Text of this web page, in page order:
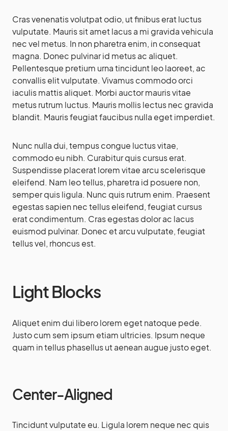
Cras venenatis volutpat odio, ut finibus erat luctus
vulputate. Mauris sit amet lacus a mi gravida vehicula
nec vel metus. In non pharetra enim, in consequat
magna. Donec pulvinar id metus ac aliquet.
Pellentesque pretium urna tincidunt leo laoreet, ac
convallis elit vulputate. Vivamus commodo orci
iaculis mattis aliquet. Morbi auctor mauris vitae
metus rutrum luctus. Mauris mollis lectus nec gravida
blandit. Mauris feugiat faucibus nulla eget imperdiet.
Nunc nulla dui, tempus congue luctus vitae,
commodo eu nibh. Curabitur quis cursus erat.
Suspendisse placerat lorem vitae arcu scelerisque
eleifend. Nam leo tellus, pharetra id posuere non,
semper quis ligula. Nunc quis rutrum enim. Praesent
egestas sapien nec tellus eleifend, feugiat cursus
erat condimentum. Cras egestas dolor ac lacus
euismod pulvinar. Donec et arcu vulputate, feugiat
tellus vel, rhoncus est.
Light Blocks
Aliquet enim dui libero lorem eget natoque pede.
Justo cum sem ipsum etiam ultricies. Ipsum neque
quam in tellus phasellus ut aenean augue justo eget.
Center-Aligned
Tincidunt vulputate eu. Ligula lorem neque nec quis